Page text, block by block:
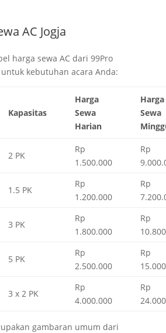
AC Jogja
harga sewa AC dari 99Pro
kebutuhan acara Anda:
Kapasitas
Harga
Sewa
Harian
Harga
Sewa
2 PK
Rp
1.500.000
Rp
1.5 PK
Rp
1.200.000
Rp
3 PK
Rp
1.800.000
Rp
5 PK
Rp
2.500.000
Rp
3 x 2 PK
Rp
4.000.000
Rp
gambaran umum dari